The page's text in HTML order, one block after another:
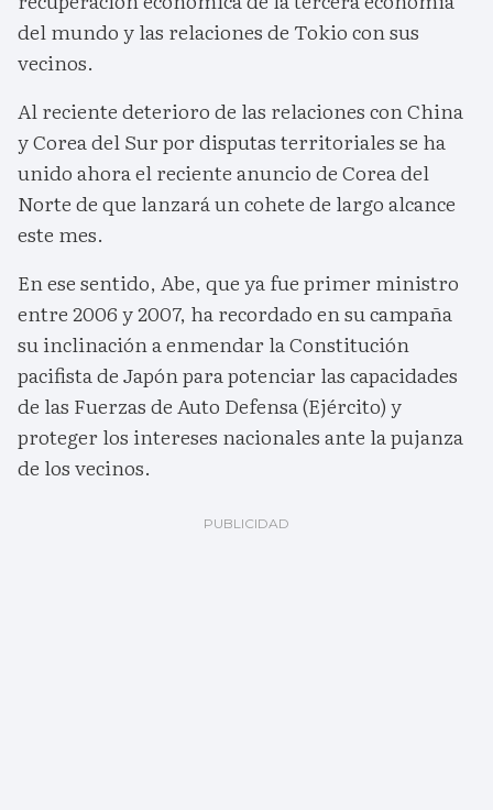
del mundo y las relaciones de Tokio con sus
vecinos.
Al reciente deterioro de las relaciones con China
y Corea del Sur por disputas territoriales se ha
unido ahora el reciente anuncio de Corea del
Norte de que lanzará un cohete de largo alcance
este mes.
En ese sentido, Abe, que ya fue primer ministro
entre 2006 y 2007, ha recordado en su campaña
su inclinación a enmendar la Constitución
pacifista de Japón para potenciar las capacidades
de las Fuerzas de Auto Defensa (Ejército) y
proteger los intereses nacionales ante la pujanza
de los vecinos.